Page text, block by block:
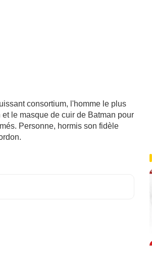
consortium, l'homme le plus
le masque de cuir de Batman pour
Personne, hormis son fidèle